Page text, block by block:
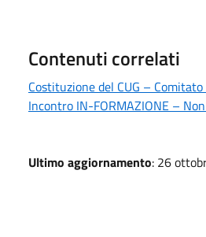
Contenuti correlati
Costituzione del CUG –
Incontro IN-FORMAZIONE –
Ultimo aggiornamento: 26